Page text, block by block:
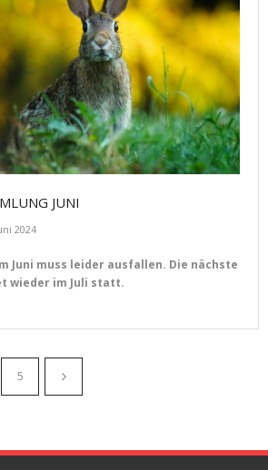
JUNI
2024
Juni muss leider ausfallen. Die nächste
wieder im Juli statt.
5